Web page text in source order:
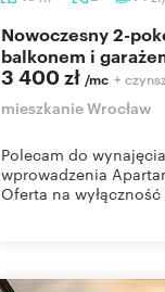
Nowoczesny 2-pokojowy apartament z
balkonem i
3 400 zł /mc +
mieszkanie Wrocław
Polecam do
wprowadzenia
Oferta na